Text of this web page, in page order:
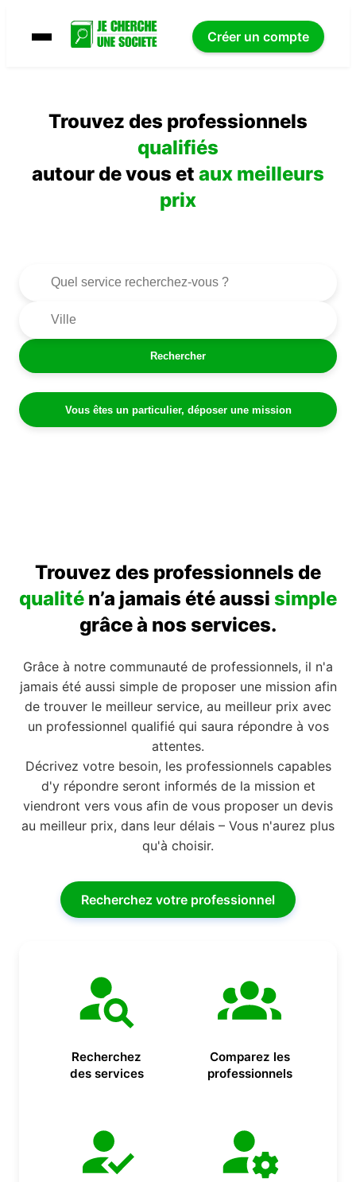
Créer un compte
Trouvez des professionnels
qualifiés
autour de vous et aux meilleurs
prix
Rechercher
Vous êtes un particulier, déposer une mission
Trouvez des professionnels de
qualité n’a jamais été aussi simple
grâce à nos services.
Grâce à notre communauté de professionnels, il n'a
jamais été aussi simple de proposer une mission afin
de trouver le meilleur service, au meilleur prix avec
un professionnel qualifié qui saura répondre à vos
attentes.
Décrivez votre besoin, les professionnels capables
d'y répondre seront informés de la mission et
viendront vers vous afin de vous proposer un devis
au meilleur prix, dans leur délais – Vous n'aurez plus
qu'à choisir.
Recherchez votre professionnel
Recherchez
des services
Comparez les
professionnels